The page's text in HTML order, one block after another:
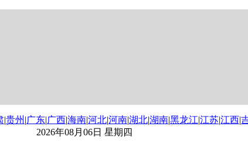
|贵州 |广东|广西|海南|河北|河南|湖北|湖南|黑龙江|江苏|江西|
2026年08月06日 星期四